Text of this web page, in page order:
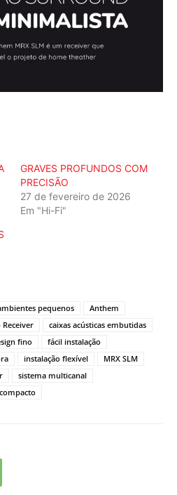
GRAVES PROFUNDOS COM
PRECISÃO
27 de fevereiro de 2026
Em "Hi-Fi"
pequenos
Anthem
Receiver
caixas acústicas embutidas
fino
fácil instalação
instalação flexível
MRX SLM
sistema multicanal